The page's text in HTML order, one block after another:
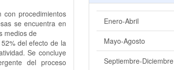
con procedimientos
se encuentra en
medios de
del efecto de la
Se concluye
del proceso
Enero-Abril
Mayo-Agosto
Septiembre-Diciembre